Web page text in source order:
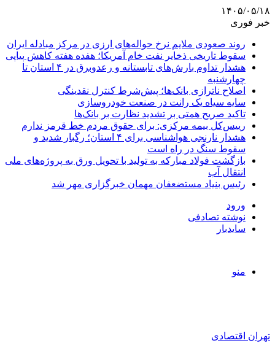
۱۴۰۵/۰۵/۱۸
خبر فوری
روند صعودی ملایم نرخ حواله‌های ارزی در مرکز مبادله ایران
سقوط تاریخی ذخایر نفت خام آمریکا؛ هفده هفته کاهش پیاپی
هشدار تداوم بارش‌های تابستانه و رعدوبرق در ۴ استان تا
چهارشنبه
اصلاح ناترازی بانک‌ها؛ پیش‌شرط کنترل نقدینگی
سایه سیاه یک رانت در صنعت خودروسازی
تاکید صریح همتی بر تشدید نظارت بر بانک‌ها
رییس‌کل بیمه مرکزی: برای حقوق مردم خط قرمز ندارم
هشدار نارنجی هواشناسی برای ۴ استان؛ رگبار شدید و
سقوط سنگ در راه است
بازگشت فولاد مبارکه به تولید با تحویل ورق به پروژه‌های ملی
انتقال آب
رئیس بنیاد مستضعفان مهمان خبرگزاری مهر شد
ورود
نوشته تصادفی
سایدبار
منو
تهران اقتصادی